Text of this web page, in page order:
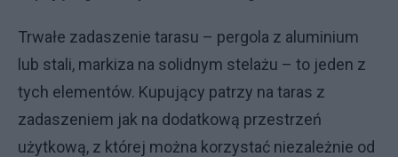
Trwałe zadaszenie tarasu – pergola z aluminium
lub stali, markiza na solidnym stelażu – to jeden z
tych elementów. Kupujący patrzy na taras z
zadaszeniem jak na dodatkową przestrzeń
użytkową, z której można korzystać niezależnie od